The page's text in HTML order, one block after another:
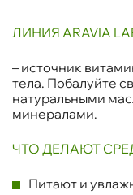
ЛИНИЯ ARAVIA
– источник
тела. Побалуйте
натуральными
минералами.
ЧТО ДЕЛАЮТ
Питают и